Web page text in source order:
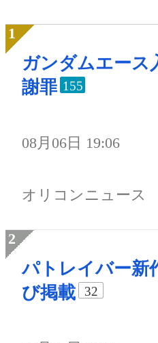
ガンダムエース
謝罪 155
08月06日 19:06
オリコンニュース
パトレイバー新
び掲載
32